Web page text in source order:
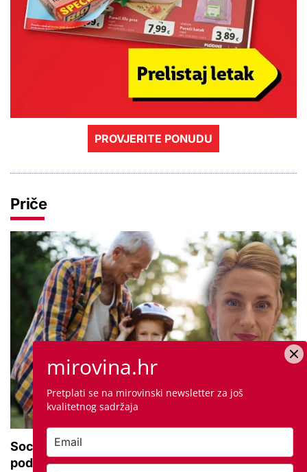
PROVJERITE PONUDU
Priče
Socijalna pedagoginja: 'Bake i djedovi trebaju biti
podrška, a ne primarna skrb'
mirovina.hr
Pretplati se na mirovinski newsletter za još
kvalitetnog sadržaja